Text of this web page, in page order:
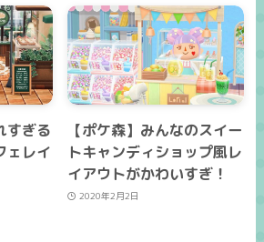
すぎる
ェレイ
【ポケ森】みんなのスイー
トキャンディショップ風レ
イアウトがかわいすぎ！
2020年2月2日